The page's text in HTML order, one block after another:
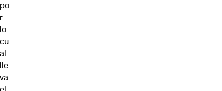
po
r
lo
cu
al
lle
va